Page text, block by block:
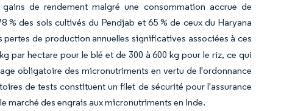
de rendement malgré une consommation accrue de
des sols cultivés du Pendjab et 65 % de ceux du Haryana
pertes de production annuelles significatives associées à ces
par hectare pour le blé et de 300 à 600 kg pour le riz, ce qui
obligatoire des micronutriments en vertu de l'ordonnance
de tests constituent un filet de sécurité pour l'assurance
marché des engrais aux micronutriments en Inde.